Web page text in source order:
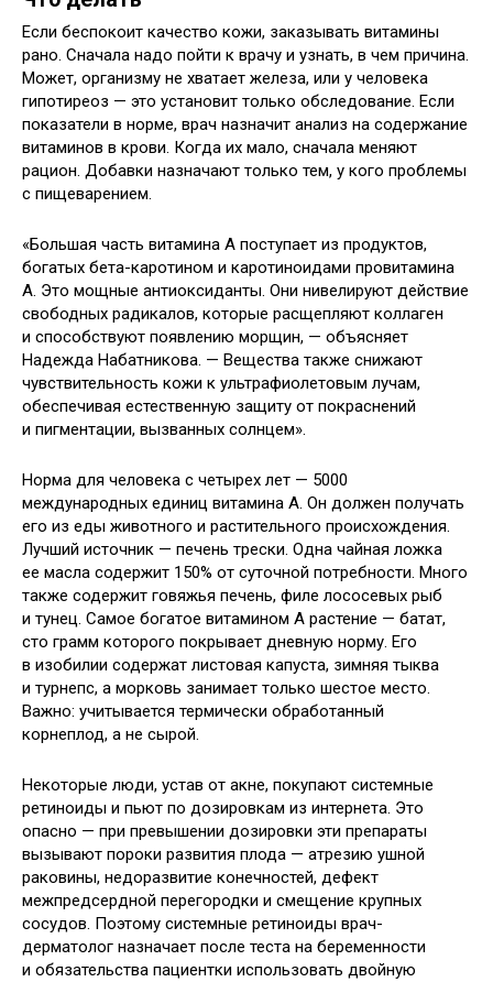
Если беспокоит качество кожи, заказывать витамины
рано. Сначала надо пойти к врачу и узнать, в чем причина.
Может, организму не хватает железа, или у человека
гипотиреоз — это установит только обследование. Если
показатели в норме, врач назначит анализ на содержание
витаминов в крови. Когда их мало, сначала меняют
рацион. Добавки назначают только тем, у кого проблемы
с пищеварением.
«Большая часть витамина А поступает из продуктов,
богатых бета-каротином и каротиноидами провитамина
А. Это мощные антиоксиданты. Они нивелируют действие
свободных радикалов, которые расщепляют коллаген
и способствуют появлению морщин, — объясняет
Надежда Набатникова. — Вещества также снижают
чувствительность кожи к ультрафиолетовым лучам,
обеспечивая естественную защиту от покраснений
и пигментации, вызванных солнцем».
Норма для человека с четырех лет — 5000
международных единиц витамина А. Он должен получать
его из еды животного и растительного происхождения.
Лучший источник — печень трески. Одна чайная ложка
ее масла содержит 150% от суточной потребности. Много
также содержит говяжья печень, филе лососевых рыб
и тунец. Самое богатое витамином А растение — батат,
сто грамм которого покрывает дневную норму. Его
в изобилии содержат листовая капуста, зимняя тыква
и турнепс, а морковь занимает только шестое место.
Важно: учитывается термически обработанный
корнеплод, а не сырой.
Некоторые люди, устав от акне, покупают системные
ретиноиды и пьют по дозировкам из интернета. Это
опасно — при превышении дозировки эти препараты
вызывают пороки развития плода — атрезию ушной
раковины, недоразвитие конечностей, дефект
межпредсердной перегородки и смещение крупных
сосудов. Поэтому системные ретиноиды врач-
дерматолог назначает после теста на беременности
и обязательства пациентки использовать двойную